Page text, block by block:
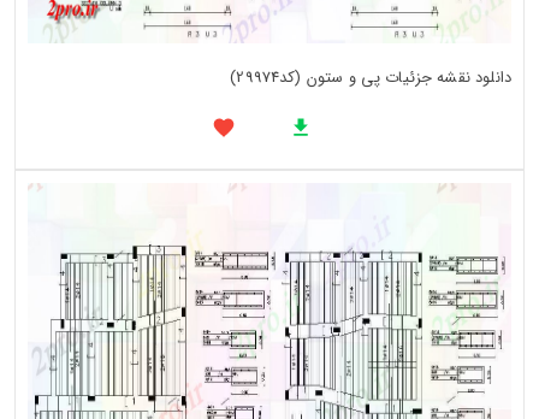
دانلود نقشه جزئیات پی و ستون (کد29974)